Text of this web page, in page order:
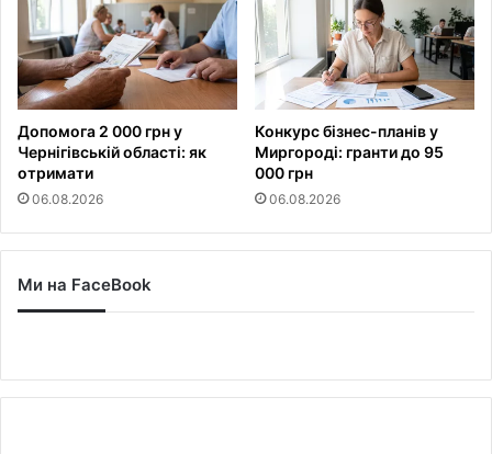
Допомога 2 000 грн у
Чернігівській області: як
отримати
06.08.2026
Конкурс бізнес-планів у
Миргороді: гранти до 95
000 грн
06.08.2026
Ми на FaceBook